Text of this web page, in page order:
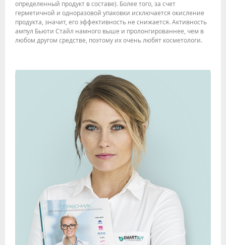
определенный продукт в составе). Более того, за счет
герметичной и одноразовой упаковки исключается окисление
продукта, значит, его эффективность не снижается. Активность
ампул Бьюти Стайл намного выше и пролонгированнее, чем в
любом другом средстве, поэтому их очень любят косметологи.